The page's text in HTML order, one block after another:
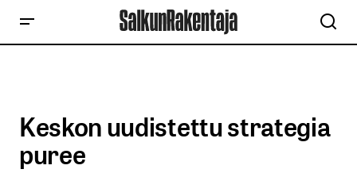
Keskon uudistettu strategia
puree